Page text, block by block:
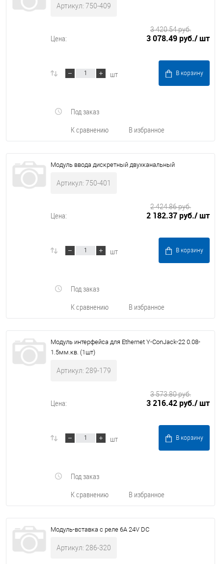
Артикул: 750-409
Цена: 3 078.49 руб./ шт
3 420.54 руб.
шт В корзину
К сравнению В избранное
Под заказ
Модуль ввода дискретный двухканальный
Артикул: 750-401
Цена: 2 182.37 руб./ шт
2 424.86 руб.
шт В корзину
К сравнению В избранное
Под заказ
Модуль интерфейса для Ethernet Y-ConJack-22 0.08-
1.5мм.кв. (1шт)
Артикул: 289-179
Цена: 3 216.42 руб./ шт
3 573.80 руб.
шт В корзину
К сравнению В избранное
Под заказ
Модуль-вставка с реле 6А 24V DC
Артикул: 286-320